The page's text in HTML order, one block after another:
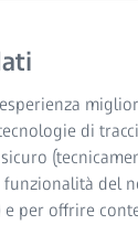
di
funzionalità del
per offrire